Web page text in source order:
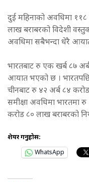
दुई महिनाको अवधिमा
लाख बराबरको विदेशी
अवधिमा सबैभन्दा धेरै
भारतबाट रु एक खर्ब ८७
आयात भएको छ ।
चीनबाट रु ४२ अर्ब ८४
समीक्षा अवधिमा भारतमा
करोड ८० लाख बराबरको
शेयर गर्नुहोस:
WhatsApp